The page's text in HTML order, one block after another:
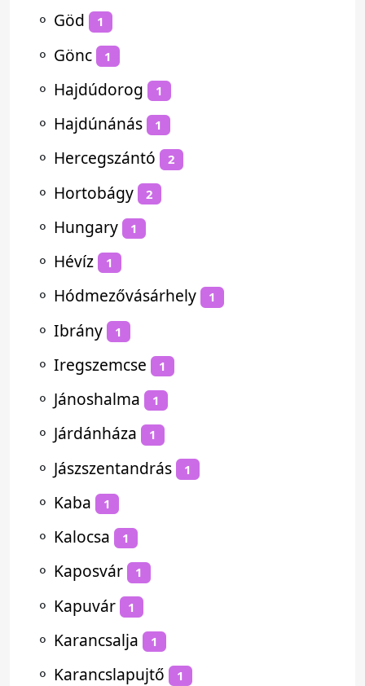
⚬ Göd 1
⚬ Gönc 1
⚬ Hajdúdorog 1
⚬ Hajdúnánás 1
⚬ Hercegszántó 2
⚬ Hortobágy 2
⚬ Hungary 1
⚬ Hévíz 1
⚬ Hódmezővásárhely 1
⚬ Ibrány 1
⚬ Iregszemcse 1
⚬ Jánoshalma 1
⚬ Járdánháza 1
⚬ Jászszentandrás 1
⚬ Kaba 1
⚬ Kalocsa 1
⚬ Kaposvár 1
⚬ Kapuvár 1
⚬ Karancsalja 1
⚬ Karancslapujtő 1